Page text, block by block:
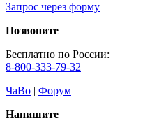
Запрос через форму
Позвоните
Бесплатно по России:
8-800-333-79-32
ЧаВо | Форум
Напишите